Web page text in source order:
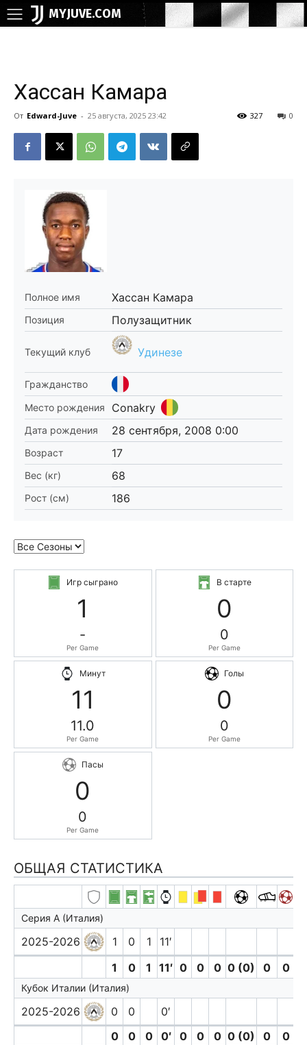
MYJUVE.COM
Хассан Камара
От Edward-Juve - 25 августа, 2025 23:42 0
327
Полное имя Хассан Камара
Позиция Полузащитник
Текущий клуб Удинезе
Гражданство
Место рождения
Conakry
Дата рождения 28 сентября, 2008 0:00
Возраст 17
Вес (кг) 68
Рост (см) 186
Игр сыграно
1
-
Per Game
В старте
0
0
Per Game
Минут
11
11.0
Per Game
Голы
0
0
Per Game
Пасы
0
0
Per Game
ОБЩАЯ СТАТИСТИКА
Серия А (Италия)
2025-2026 1 0 1 11′
1 0 1 11′ 0 0 0 0 (0) 0 0
Кубок Италии (Италия)
2025-2026 0 0
0′
0
0 0 0′ 0 0 0 0 (0) 0 0